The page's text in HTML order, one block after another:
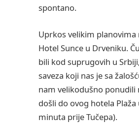
spontano.
Uprkos velikim
Hotel Sunce u Drveniku.
bili kod suprugovih u
saveza koji nas je sa
nam velikodušno ponudili
došli do ovog hotela
minuta prije Tučepa).